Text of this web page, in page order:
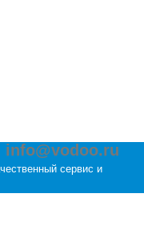
сервис и